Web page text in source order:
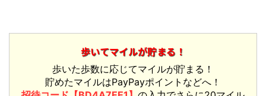
歩いてマイルが貯まる！
歩いた歩数に応じてマイルが貯まる！
貯めたマイルはPayPayポイントなどへ！